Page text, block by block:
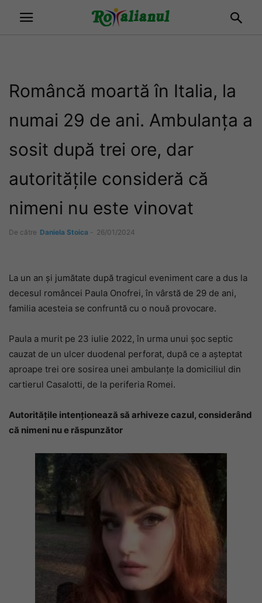
Româncă moartă în Italia, la
numai 29 de ani. Ambulanța a
sosit după trei ore, dar
autoritățile consideră că
nimeni nu este vinovat
De către Daniela Stoica - 26/01/2024
La un an și jumătate după tragicul eveniment care a dus la
decesul româncei Paula Onofrei, în vârstă de 29 de ani,
familia acesteia se confruntă cu o nouă provocare.
Paula a murit pe 23 iulie 2022, în urma unui șoc septic
cauzat de un ulcer duodenal perforat, după ce a așteptat
aproape trei ore sosirea unei ambulanțe la domiciliul din
cartierul Casalotti, de la periferia Romei.
Autoritățile intenționează să arhiveze cazul, considerând
că nimeni nu e răspunzător